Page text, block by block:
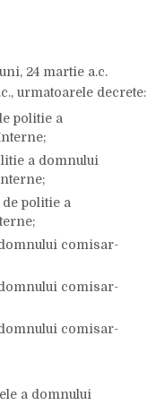
24 martie a.c.
urmatoarele decrete:
politie a
a domnului
politie a
comisar-
comisar-
comisar-
a domnului